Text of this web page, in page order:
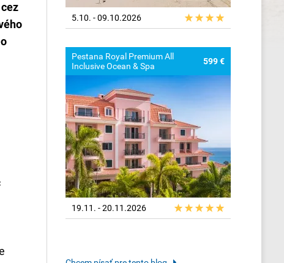
5.10. - 09.10.2026
Pestana Royal Premium All
Inclusive Ocean & Spa
599 €
19.11. - 20.11.2026